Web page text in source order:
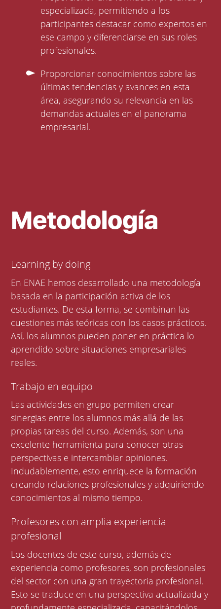
especializada, permitiendo a los
participantes destacar como expertos en
ese campo y diferenciarse en sus roles
profesionales.
Proporcionar conocimientos sobre las
últimas tendencias y avances en esta
área, asegurando su relevancia en las
demandas actuales en el panorama
empresarial.
Metodología
Learning by doing
En ENAE hemos desarrollado una metodología
basada en la participación activa de los
estudiantes. De esta forma, se combinan las
cuestiones más teóricas con los casos prácticos.
Así, los alumnos pueden poner en práctica lo
aprendido sobre situaciones empresariales
reales.
Trabajo en equipo
Las actividades en grupo permiten crear
sinergias entre los alumnos más allá de las
propias tareas del curso. Además, son una
excelente herramienta para conocer otras
perspectivas e intercambiar opiniones.
Indudablemente, esto enriquece la formación
creando relaciones profesionales y adquiriendo
conocimientos al mismo tiempo.
Profesores con amplia experiencia
profesional
Los docentes de este curso, además de
experiencia como profesores, son profesionales
del sector con una gran trayectoria profesional.
Esto se traduce en una perspectiva actualizada y